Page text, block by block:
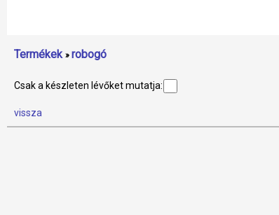
Termékek » robogó
Csak a készleten lévőket mutatja:
vissza